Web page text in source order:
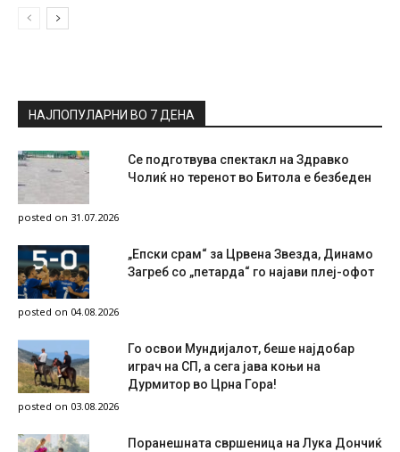
НАЈПОПУЛАРНИ ВО 7 ДЕНА
Се подготвува спектакл на Здравко
Чолиќ но теренот во Битола е безбеден
posted on 31.07.2026
„Епски срам“ за Црвена Звезда, Динамо
Загреб со „петарда“ го најави плеј-офот
posted on 04.08.2026
Го освои Мундијалот, беше најдобар
играч на СП, а сега јава коњи на
Дурмитор во Црна Гора!
posted on 03.08.2026
Поранешната свршеница на Лука Дончиќ